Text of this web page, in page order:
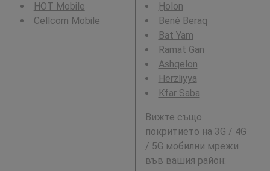
HOT Mobile
Cellcom Mobile
H̱olon
Bené Beraq
Bat Yam
Ramat Gan
Ashqelon
Herzliyya
Kfar Saba
Вижте също
покритието на 3G / 4G
/ 5G мобилни мрежи
във вашия район: